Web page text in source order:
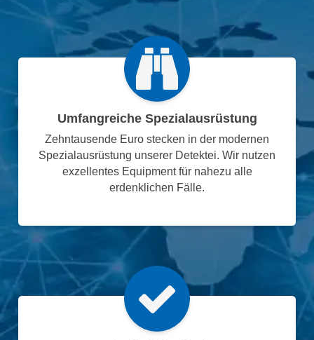
Umfangreiche Spezialausrüstung
Zehntausende Euro stecken in der modernen
Spezialausrüstung unserer Detektei. Wir nutzen
exzellentes Equipment für nahezu alle
erdenklichen Fälle.